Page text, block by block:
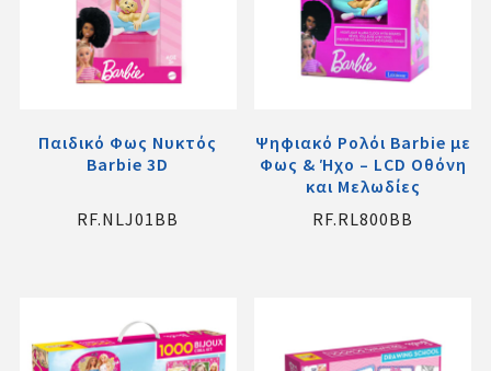
Παιδικό Φως Νυκτός
Barbie 3D
RF.NLJ01BB
Ψηφιακό Ρολόι Barbie με
Φως & Ήχο – LCD Οθόνη
και Μελωδίες
RF.RL800BB